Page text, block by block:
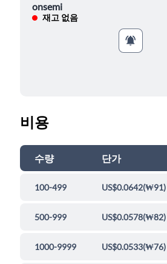
onsemi
재고 없음
비용
수량 단가
100-499 US$0.0642(₩91)
500-999 US$0.0578(₩82)
1000-9999 US$0.0533(₩76)